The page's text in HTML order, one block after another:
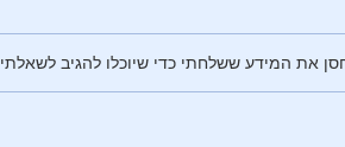
את המידע ששלחתי כדי שיוכלו להגיב לשאלתי.